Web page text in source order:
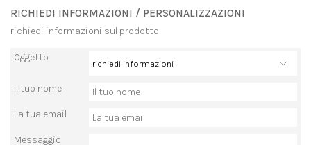
RICHIEDI INFORMAZIONI / PERSONALIZZAZIONI
richiedi informazioni sul prodotto
Oggetto
Il tuo nome
La tua email
Messaggio